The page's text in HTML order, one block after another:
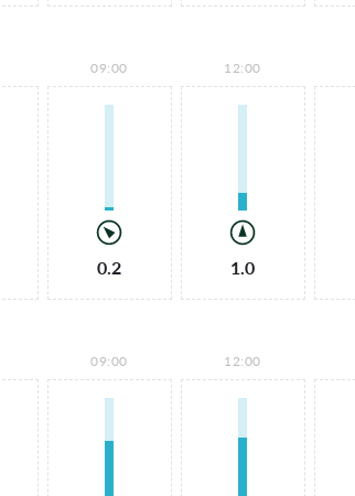
09:00
0.2
12:00
1.0
09:00 12:00